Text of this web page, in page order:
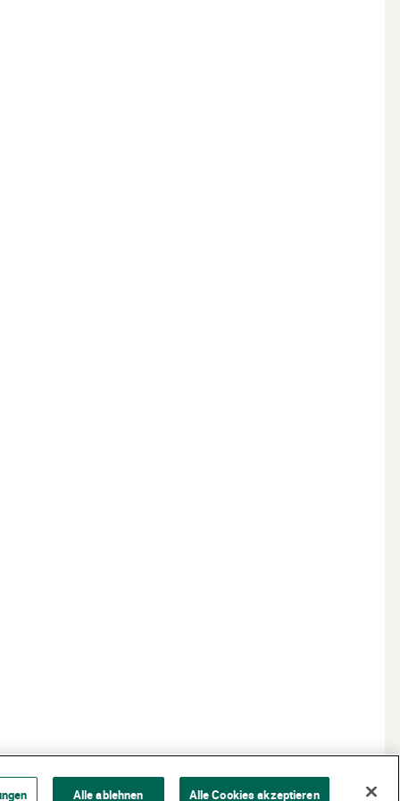
Alle ablehnen Alle Cookies akzeptieren